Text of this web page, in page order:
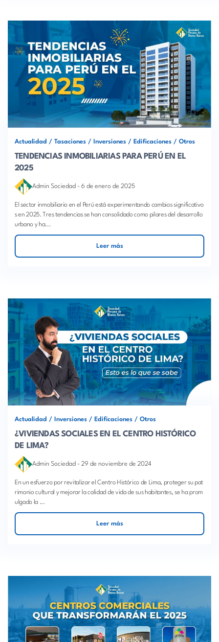
Actualidad / Tasaciones / Inversiones / Edificaciones / Otros
TENDENCIAS INMOBILIARIAS PARA PERÚ EN EL
2025
Admin Sociedad - 6 de enero de 2025
El sector inmobiliario en el Perú está experimentando cambios significativo
s en 2025. Tres tendencias se han consolidado como pilares del desarrollo
urbano y ha...
Leer más
Actualidad / Inversiones / Edificaciones / Otros
¿VIVIENDAS SOCIALES EN EL CENTRO HISTÓRICO
DE LIMA?
Admin Sociedad - 29 de noviembre de 2024
En un esfuerzo por revitalizar el Centro Histórico de Lima, proteger su pat
rimonio cultural y mejorar la calidad de vida de sus habitantes, se ha prom
ulgado la ...
Leer más